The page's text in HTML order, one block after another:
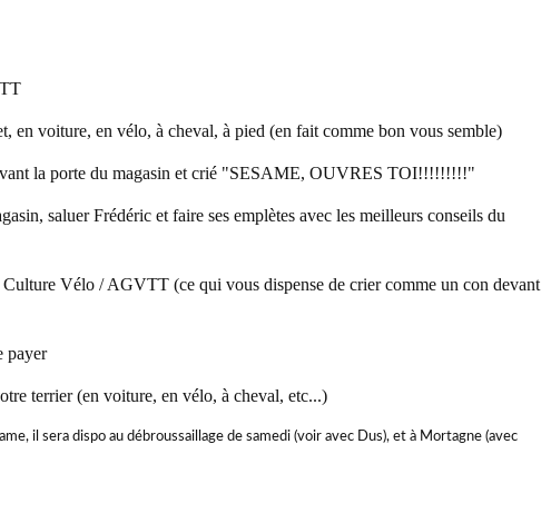
en voiture, en vélo, à cheval, à pied (en fait comme bon vous semble)
la porte du magasin et crié "SESAME, OUVRES TOI!!!!!!!!!"
saluer Frédéric et faire ses emplètes avec les meilleurs conseils du
Culture Vélo / AGVTT (ce qui vous dispense de crier comme un con devant
payer
terrier (en voiture, en vélo, à cheval, etc...)
il sera dispo au débroussaillage de samedi (voir avec Dus), et à Mortagne (avec